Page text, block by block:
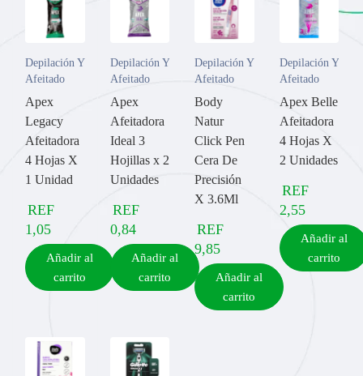
Depilación Y
Afeitado
Apex
Legacy
Afeitadora
4 Hojas X
1 Unidad
REF
1,05
Añadir al
carrito
Depilación Y
Afeitado
Apex
Afeitadora
Ideal 3
Hojillas x 2
Unidades
REF
0,84
Añadir al
carrito
Depilación Y
Afeitado
Body
Natur
Click Pen
Cera De
Precisión
X 3.6Ml
REF
9,85
Añadir al
carrito
Depilación Y
Afeitado
Apex Belle
Afeitadora
4 Hojas X
2 Unidades
REF
2,55
Añadir al
carrito